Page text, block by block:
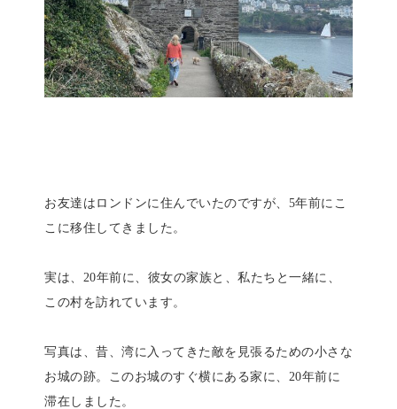
お友達はロンドンに住んでいたのですが、5年前にこ
こに移住してきました。
実は、20年前に、彼女の家族と、私たちと一緒に、
この村を訪れています。
写真は、昔、湾に入ってきた敵を見張るための小さな
お城の跡。このお城のすぐ横にある家に、20年前に
滞在しました。